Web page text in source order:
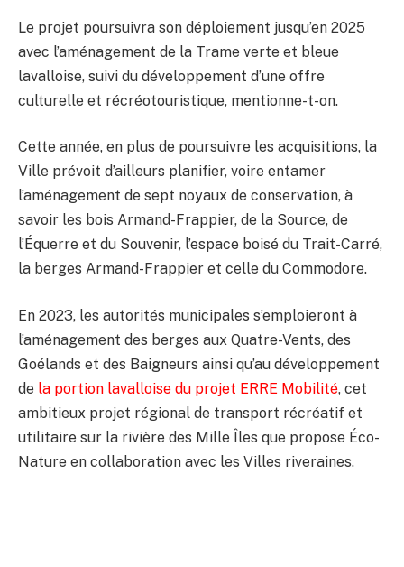
Le projet poursuivra son déploiement jusqu’en 2025
avec l’aménagement de la Trame verte et bleue
lavalloise, suivi du développement d’une offre
culturelle et récréotouristique, mentionne-t-on.
Cette année, en plus de poursuivre les acquisitions, la
Ville prévoit d’ailleurs planifier, voire entamer
l’aménagement de sept noyaux de conservation, à
savoir les bois Armand-Frappier, de la Source, de
l’Équerre et du Souvenir, l’espace boisé du Trait-Carré,
la berges Armand-Frappier et celle du Commodore.
En 2023, les autorités municipales s’emploieront à
l’aménagement des berges aux Quatre-Vents, des
Goélands et des Baigneurs ainsi qu’au développement
de la portion lavalloise du projet ERRE Mobilité, cet
ambitieux projet régional de transport récréatif et
utilitaire sur la rivière des Mille Îles que propose Éco-
Nature en collaboration avec les Villes riveraines.